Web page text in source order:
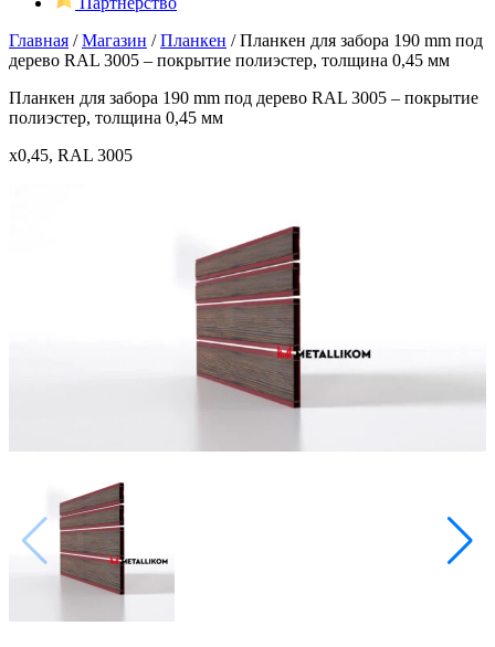
Главная /Магазин /Планкен /Планкен для забора 190 mm под
дерево RAL 3005 – покрытие полиэстер, толщина 0,45 мм
Планкен для забора 190 mm под дерево RAL 3005 – покрытие
полиэстер, толщина 0,45 мм
x0,45, RAL 3005